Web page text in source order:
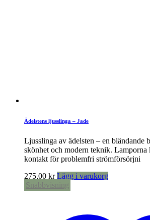
Ädelstens ljusslinga – Jade
Ljusslinga av ädelsten – en bländande
skönhet och modern teknik.
kontakt för problemfri strömförsörjni
275,00 kr Lägg i varukorg
Snabbvisning